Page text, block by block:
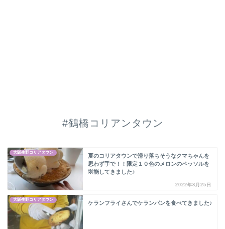
#鶴橋コリアンタウン
大阪生野コリアタウン
夏のコリアタウンで滑り落ちそうなクマちゃんを
思わず手で！！限定１０色のメロンのペッソルを
堪能してきました♪
2022年8月25日
大阪生野コリアタウン
ケランフライさんでケランパンを食べてきました♪